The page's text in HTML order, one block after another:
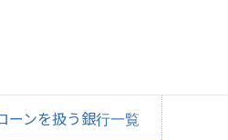
ーンを扱う銀行一覧